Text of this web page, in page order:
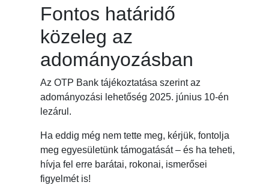
Fontos határidő
közeleg az
adományozásban
Az OTP Bank tájékoztatása szerint az
adományozási lehetőség 2025. június 10-én
lezárul.
Ha eddig még nem tette meg, kérjük, fontolja
meg egyesületünk támogatását – és ha teheti,
hívja fel erre barátai, rokonai, ismerősei
figyelmét is!